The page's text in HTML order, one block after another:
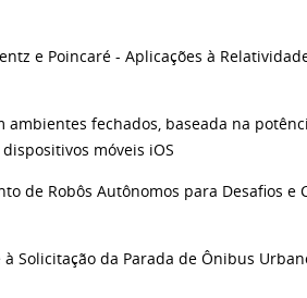
e Poincaré - Aplicações à
ambientes fechados, baseada na
móveis iOS
de Robôs Autônomos para Desafios e
Solicitação da Parada de Ônibus